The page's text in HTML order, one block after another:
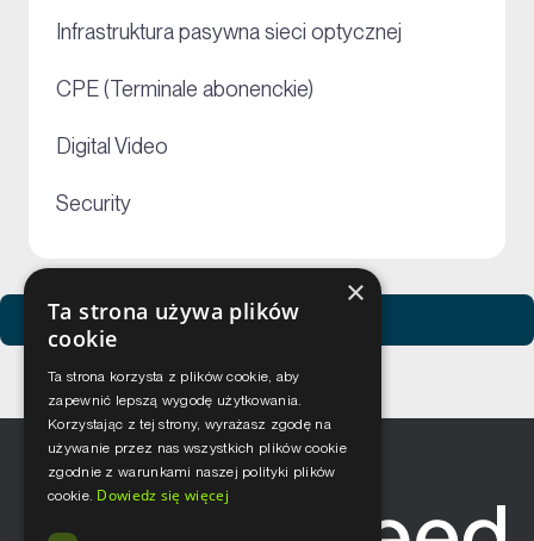
Infrastruktura pasywna sieci optycznej
CPE (Terminale abonenckie)
Digital Video
Security
Zobacz usługi Netceed
×
Ta strona używa plików
cookie
Ta strona korzysta z plików cookie, aby
zapewnić lepszą wygodę użytkowania.
Korzystając z tej strony, wyrażasz zgodę na
używanie przez nas wszystkich plików cookie
zgodnie z warunkami naszej polityki plików
cookie. Dowiedz się więcej